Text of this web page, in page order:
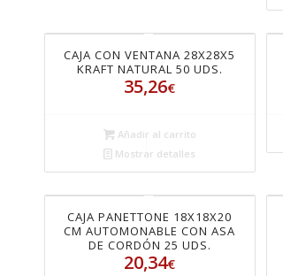
CAJA CON VENTANA 28X28X5
KRAFT NATURAL 50 UDS.
35,26€
Añadir al carrito
Mostrar detalles
CAJA PANETTONE 18X18X20
CM AUTOMONABLE CON ASA
DE CORDÓN 25 UDS.
20,34€